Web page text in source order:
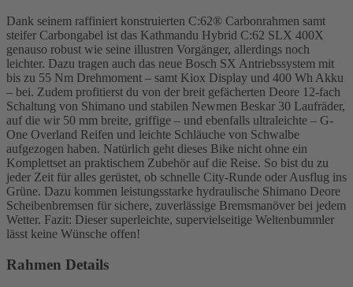
Dank seinem raffiniert konstruierten C:62® Carbonrahmen samt
steifer Carbongabel ist das Kathmandu Hybrid C:62 SLX 400X
genauso robust wie seine illustren Vorgänger, allerdings noch
leichter. Dazu tragen auch das neue Bosch SX Antriebssystem mit
bis zu 55 Nm Drehmoment – samt Kiox Display und 400 Wh Akku
– bei. Zudem profitierst du von der breit gefächerten Deore 12-fach
Schaltung von Shimano und stabilen Newmen Beskar 30 Laufräder,
auf die wir 50 mm breite, griffige – und ebenfalls ultraleichte – G-
One Overland Reifen und leichte Schläuche von Schwalbe
aufgezogen haben. Natürlich geht dieses Bike nicht ohne ein
Komplettset an praktischem Zubehör auf die Reise. So bist du zu
jeder Zeit für alles gerüstet, ob schnelle City-Runde oder Ausflug ins
Grüne. Dazu kommen leistungsstarke hydraulische Shimano Deore
Scheibenbremsen für sichere, zuverlässige Bremsmanöver bei jedem
Wetter. Fazit: Dieser superleichte, supervielseitige Weltenbummler
lässt keine Wünsche offen!
Rahmen Details